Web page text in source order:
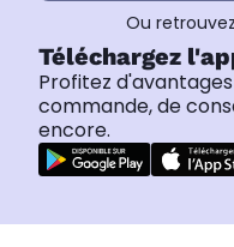
Ou
Téléchargez
Profitez
commande, de
encore.